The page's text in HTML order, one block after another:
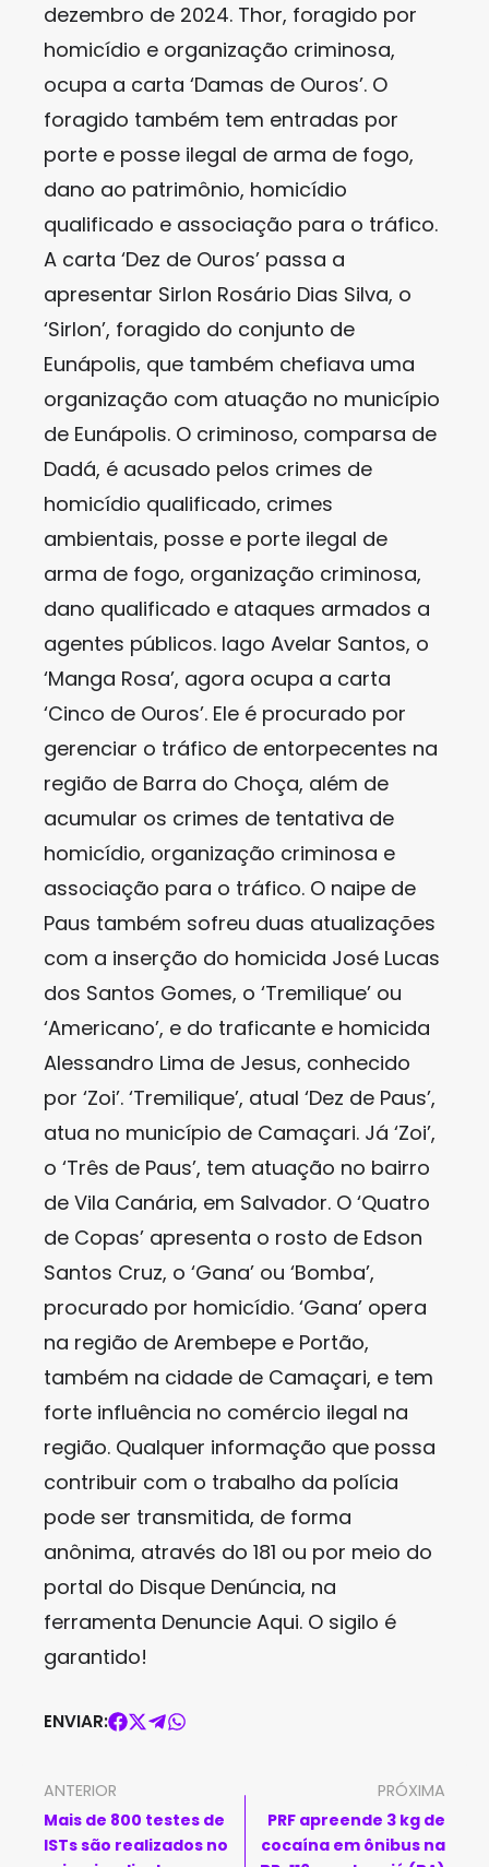
dezembro de 2024. Thor, foragido por
homicídio e organização criminosa,
ocupa a carta ‘Damas de Ouros’. O
foragido também tem entradas por
porte e posse ilegal de arma de fogo,
dano ao patrimônio, homicídio
qualificado e associação para o tráfico.
A carta ‘Dez de Ouros’ passa a
apresentar Sirlon Rosário Dias Silva, o
‘Sirlon’, foragido do conjunto de
Eunápolis, que também chefiava uma
organização com atuação no município
de Eunápolis. O criminoso, comparsa de
Dadá, é acusado pelos crimes de
homicídio qualificado, crimes
ambientais, posse e porte ilegal de
arma de fogo, organização criminosa,
dano qualificado e ataques armados a
agentes públicos. Iago Avelar Santos, o
‘Manga Rosa’, agora ocupa a carta
‘Cinco de Ouros’. Ele é procurado por
gerenciar o tráfico de entorpecentes na
região de Barra do Choça, além de
acumular os crimes de tentativa de
homicídio, organização criminosa e
associação para o tráfico. O naipe de
Paus também sofreu duas atualizações
com a inserção do homicida José Lucas
dos Santos Gomes, o ‘Tremilique’ ou
‘Americano’, e do traficante e homicida
Alessandro Lima de Jesus, conhecido
por ‘Zoi’. ‘Tremilique’, atual ‘Dez de Paus’,
atua no município de Camaçari. Já ‘Zoi’,
o ‘Três de Paus’, tem atuação no bairro
de Vila Canária, em Salvador. O ‘Quatro
de Copas’ apresenta o rosto de Edson
Santos Cruz, o ‘Gana’ ou ‘Bomba’,
procurado por homicídio. ‘Gana’ opera
na região de Arembepe e Portão,
também na cidade de Camaçari, e tem
forte influência no comércio ilegal na
região. Qualquer informação que possa
contribuir com o trabalho da polícia
pode ser transmitida, de forma
anônima, através do 181 ou por meio do
portal do Disque Denúncia, na
ferramenta Denuncie Aqui. O sigilo é
garantido!
ENVIAR:
ANTERIOR
Mais de 800 testes de
ISTs são realizados no
PRÓXIMA
PRF apreende 3 kg de
cocaína em ônibus na